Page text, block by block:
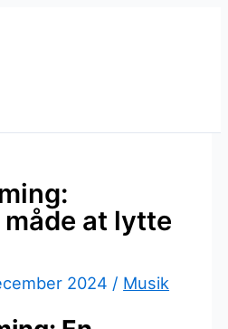
at lytte
2024 / Musik